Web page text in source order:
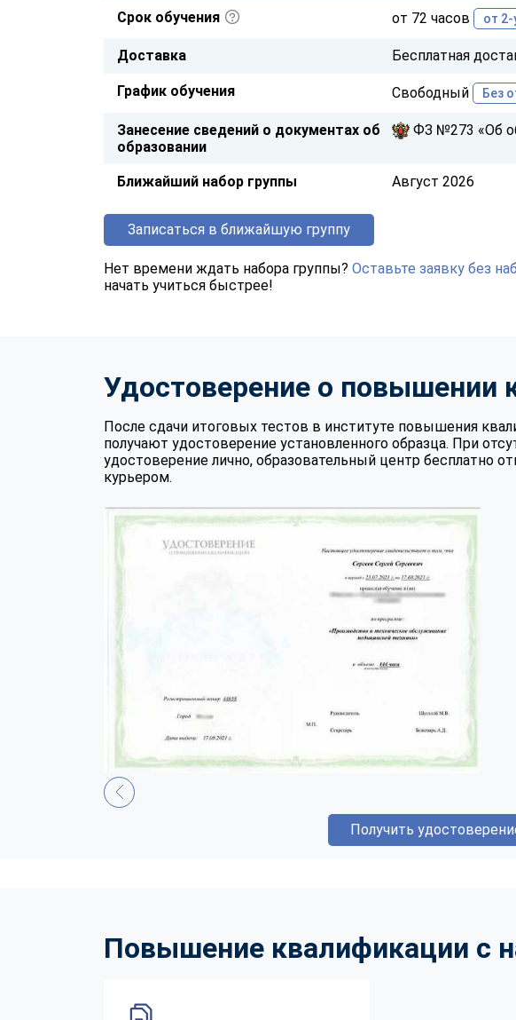
Срок обучения от 72 часов от 2-
Доставка Бесплатная
График обучения Свободный Без
Занесение сведений о документах об
образовании
ФЗ №273 «Об
Ближайший набор группы Август 2026
Записаться в ближайшую группу
Нет времени ждать набора группы? Оставьте заявку без
начать учиться быстрее!
Удостоверение о повышении
После сдачи итоговых тестов в институте повышения
получают удостоверение установленного образца. При
удостоверение лично, образовательный центр бесплатно
курьером.
Получить
Повышение квалификации с